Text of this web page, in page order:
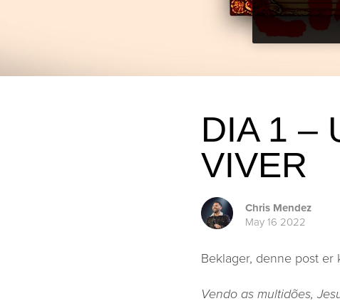
DIA 1 –
VIVER
Chris Mendez
May 16 2022
Beklager, denne post
Vendo as multidões,